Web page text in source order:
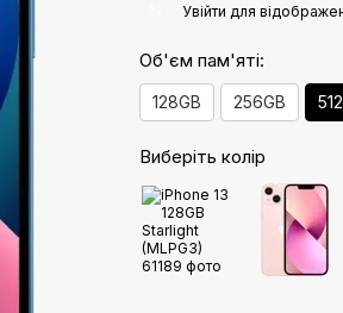
Увійти для
Об'єм пам'яті:
128GB 256GB
Виберіть колір